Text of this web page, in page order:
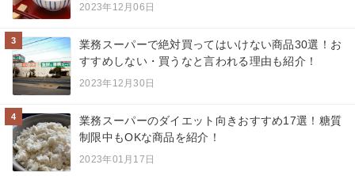
2023年12月06日
3
業務スーパーで絶対買ってはいけない商品30選！お
すすめしない・買うなと言われる理由も紹介！
2023年12月30日
4
業務スーパーのダイエット向きおすすめ17選！糖質
制限中もOKな商品を紹介！
2023年01月17日